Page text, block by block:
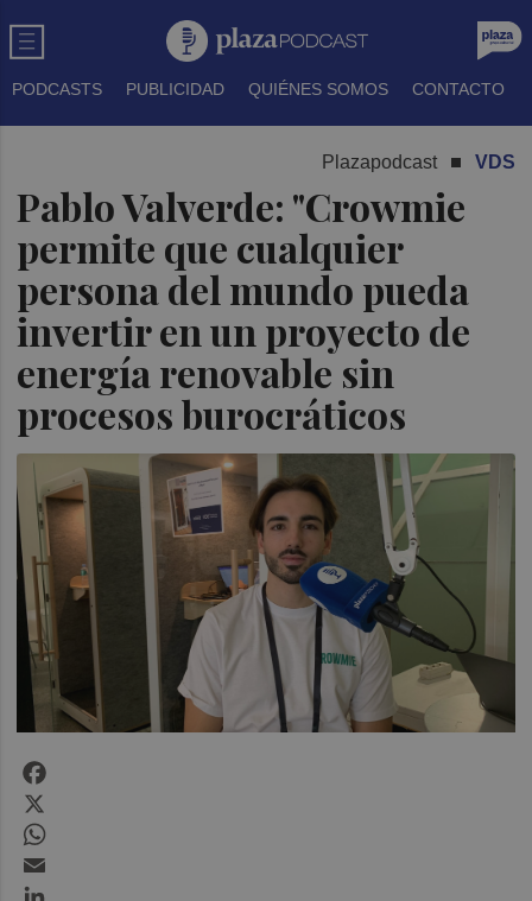
PODCASTS PUBLICIDAD QUIÉNES SOMOS CONTACTO
Plazapodcast VDS
Pablo Valverde: "Crowmie
permite que cualquier
persona del mundo pueda
invertir en un proyecto de
energía renovable sin
procesos burocráticos